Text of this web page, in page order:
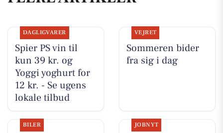
DAGLIGVARER
Spier PS vin til
kun 39 kr. og
Yoggi yoghurt for
12 kr. - Se ugens
lokale tilbud
VEJRET
Sommeren bider
fra sig i dag
BILER JOBNYT